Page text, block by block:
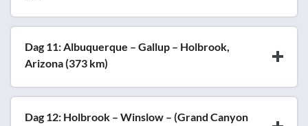
Dag 11: Albuquerque – Gallup – Holbrook,
Arizona (373 km)
Dag 12: Holbrook – Winslow – (Grand Canyon